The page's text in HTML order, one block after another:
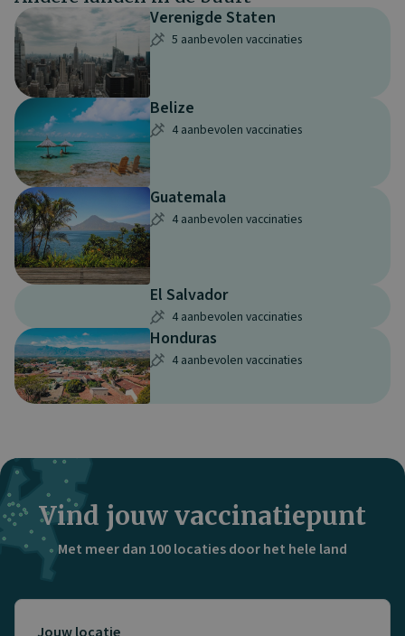
Verenigde Staten
5 aanbevolen vaccinaties
Belize
4 aanbevolen vaccinaties
Guatemala
4 aanbevolen vaccinaties
El Salvador
4 aanbevolen vaccinaties
Honduras
4 aanbevolen vaccinaties
Vind jouw vaccinatiepunt
Met meer dan 100 locaties door het hele land
Jouw locatie